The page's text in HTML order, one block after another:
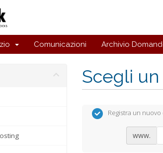
Comunicazioni Archivio
Scegli un
Registra un
www.